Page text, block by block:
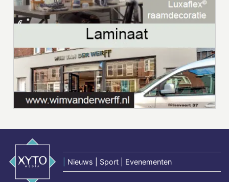
Nieuws | Sport | Evenementen